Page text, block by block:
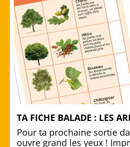
TA FICHE BALADE : LES
Pour ta prochaine sortie
ouvre grand les yeux !